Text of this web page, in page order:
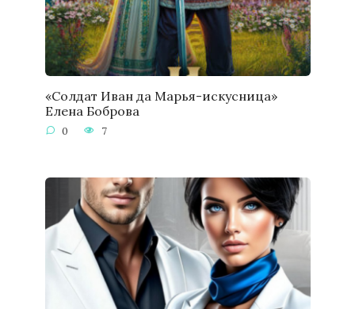
«Солдат Иван да Марья-искусница»
Елена Боброва
0 7